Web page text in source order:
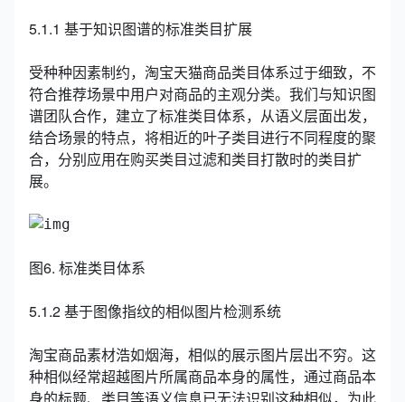
5.1.1 基于知识图谱的标准类目扩展
受种种因素制约，淘宝天猫商品类目体系过于细致，不
符合推荐场景中用户对商品的主观分类。我们与知识图
谱团队合作，建立了标准类目体系，从语义层面出发，
结合场景的特点，将相近的叶子类目进行不同程度的聚
合，分别应用在购买类目过滤和类目打散时的类目扩
展。
图6. 标准类目体系
5.1.2 基于图像指纹的相似图片检测系统
淘宝商品素材浩如烟海，相似的展示图片层出不穷。这
种相似经常超越图片所属商品本身的属性，通过商品本